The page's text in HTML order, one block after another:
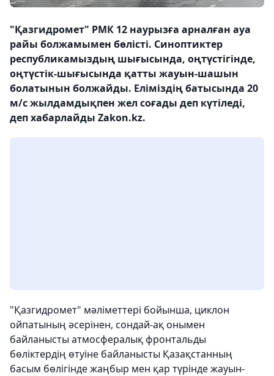
"Қазгидромет" РМК 12 наурызға арналған ауа
райы болжамымен бөлісті. Синоптиктер
республикамыздың шығысында, оңтүстігінде,
оңтүстік-шығысында қатты жауын-шашын
болатынын болжайды. Еліміздің батысында 20
м/с жылдамдықпен жел соғады деп күтіледі,
деп хабарлайды Zakon.kz.
"Қазгидромет" мәліметтері бойынша, циклон
ойпатының әсерінен, сондай-ақ онымен
байланысты атмосфералық фронтальды
бөліктердің өтуіне байланысты Қазақстанның
басым бөлігінде жаңбыр мен қар түрінде жауын-